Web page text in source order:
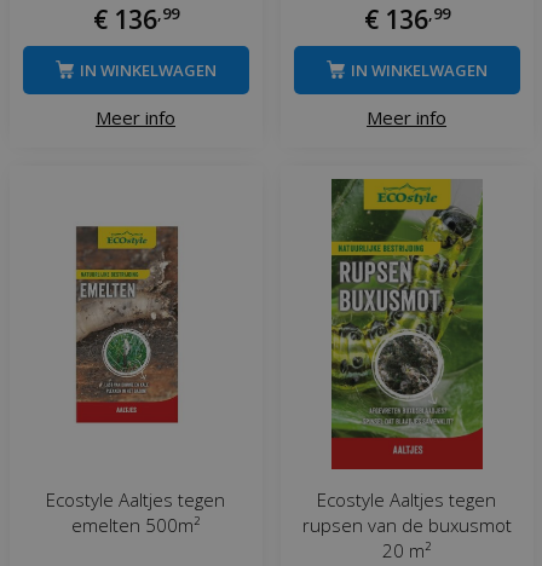
€ 136 99
Meer info
IN WINKELWAGEN
€ 136 99
Meer info
IN WINKELWAGEN
Ecostyle Aaltjes tegen
emelten 500m²
Ecostyle Aaltjes tegen
rupsen van de buxusmot
20 m²